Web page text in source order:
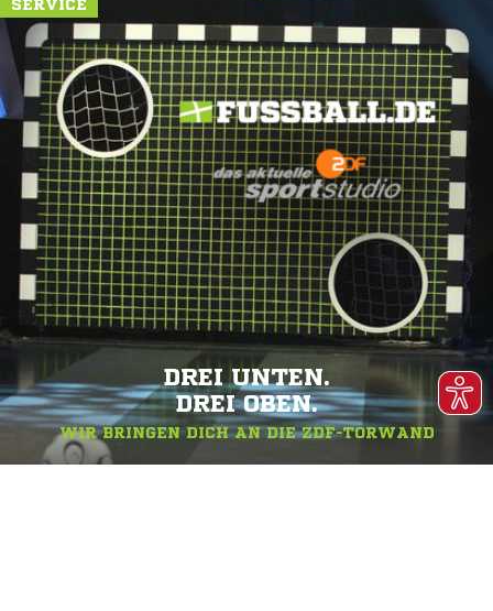
SERVICE
DREI UNTEN.
DREI OBEN.
WIR BRINGEN DICH AN DIE ZDF-TORWAND